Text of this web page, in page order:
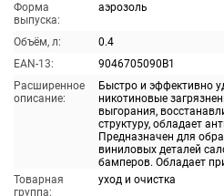
Форма
выпуска:
аэрозоль
Объём, л:
0.4
EAN-13:
9046705090B1
Расширенное
описание:
Быстро и эффективно
никотиновые
выгорания,
структуру, обладает
Предназначен для
виниловых деталей
бамперов. Обладает
Товарная
группа:
уход и очистка